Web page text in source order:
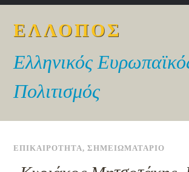
ΕΛΛΟΠΟΣ
Ελληνικός
Πολιτισμός
ΕΠΙΚΑΙΡΟΤΗΤΑ,ΣΗΜΕΙΩΜΑΤΑΡΙΟ